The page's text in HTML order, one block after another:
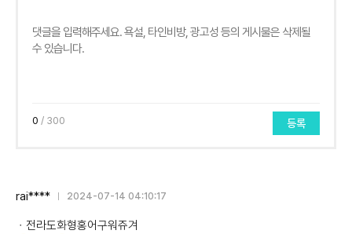
0 / 300 등록
rai**** 2024-07-14 04:10:17
ㆍ전라도화형홍어구워쥬겨